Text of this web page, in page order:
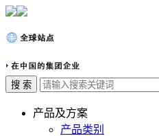
产品及方案
产品类别